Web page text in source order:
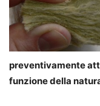
preventivamente
funzione della